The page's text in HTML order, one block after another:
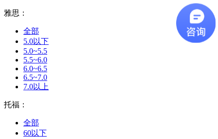
雅思：
全部
5.0以下
5.0~5.5
5.5~6.0
6.0~6.5
6.5~7.0
7.0以上
托福：
全部
60以下